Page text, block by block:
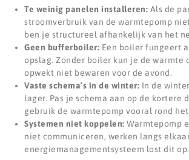
Te weinig panelen installeren: Als de
stroomverbruik van de warmtepomp
ben je structureel afhankelijk van het
Geen bufferboiler: Een boiler fungeert
opslag. Zonder boiler kun je de warmte
opwekt niet bewaren voor de avond.
Vaste schema’s in de winter: In de
lager. Pas je schema aan op de kortere
gebruik de warmtepomp vooral rond
Systemen niet koppelen: Warmtepomp
niet communiceren, werken langs
energiemanagementsysteem lost dit op.